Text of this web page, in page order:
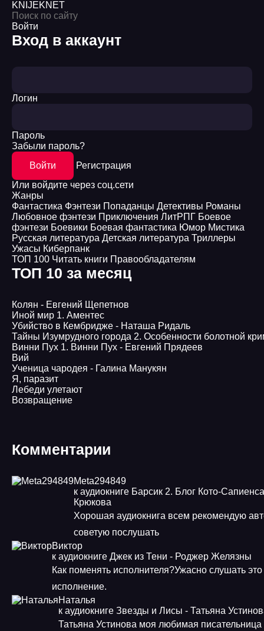
KNIJEKNET
Войти
Вход в аккаунт
Логин
Пароль
Забыли пароль?
Войти
Регистрация
Или войдите через соц.сети
Жанры
Фантастика Фэнтези Попаданцы Детективы Романы
Любовное фэнтези Приключения ЛитРПГ Боевое
фэнтези Боевики Боевая фантастика Юмор Мистика
Русская литература Детская литература Триллеры
Ужасы Киберпанк
ТОП 100 Читать книги Правообладателям
ТОП 10 за месяц
Колян - Евгений Щепетнов
Иной мир 1. Аментес
Убийство в Кембридже - Наташа Ридаль
Тайны Изумрудного города 2. Особенности болотной
Винни Пух 1. Винни Пух - Евгений Прядеев
Вий
Ученица чародея - Галина Манукян
Я, паразит
Лебеди улетают
Возвращение
Комментарии
Meta294849
к аудиокниге Барсик 2. Блог Кото-
Крюкова
Хорошая аудиокнига всем рекомендую
советую послушать
Виктор
к аудиокниге Джек из Тени - Роджер Желязны
Как поменять исполнителя?Ужасно слушать это
исполнение.
Наталья
к аудиокниге Звезды и Лисы - Татьяна
Татьяна Устинова моя любимая писательница